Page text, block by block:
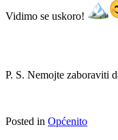
Vidimo se uskoro!
P. S. Nemojte zaboraviti
Posted in Općenito